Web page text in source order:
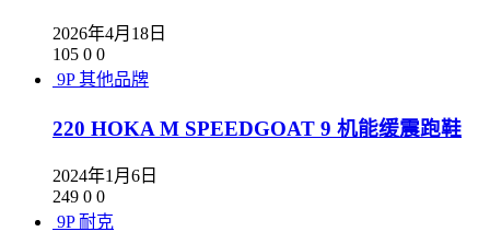
2026年4月18日
105 0 0
9P 其他品牌
220 HOKA M SPEEDGOAT 9 机能缓震跑鞋
2024年1月6日
249 0 0
9P 耐克